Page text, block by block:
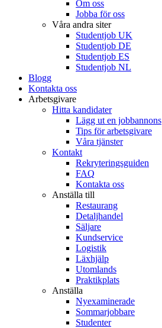
Om oss
Jobba för oss
Våra andra siter
Studentjob UK
Studentjob DE
Studentjob ES
Studentjob NL
Blogg
Kontakta oss
Arbetsgivare
Hitta kandidater
Lägg ut en jobbannons
Tips för arbetsgivare
Våra tjänster
Kontakt
Rekryteringsguiden
FAQ
Kontakta oss
Anställa till
Restaurang
Detaljhandel
Säljare
Kundservice
Logistik
Läxhjälp
Utomlands
Praktikplats
Anställa
Nyexaminerade
Sommarjobbare
Studenter